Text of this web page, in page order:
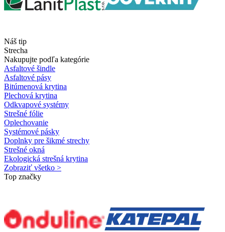
Náš tip
Strecha
Nakupujte podľa kategórie
Asfaltové šindle
Asfaltové pásy
Bitúmenová krytina
Plechová krytina
Odkvapové systémy
Strešné fólie
Oplechovanie
Systémové pásky
Doplnky pre šikmé strechy
Strešné okná
Ekologická strešná krytina
Zobraziť všetko >
Top značky